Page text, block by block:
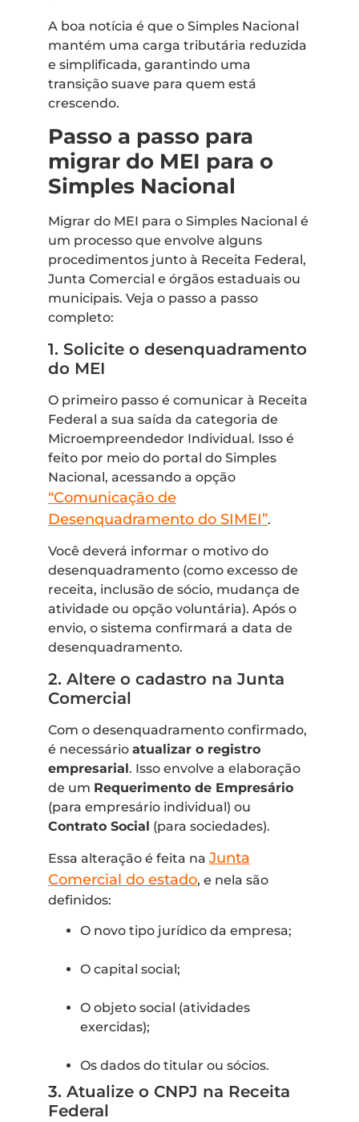
A boa notícia é que o Simples Nacional
mantém uma carga tributária reduzida
e simplificada, garantindo uma
transição suave para quem está
crescendo.
Passo a passo para
migrar do MEI para o
Simples Nacional
Migrar do MEI para o Simples Nacional é
um processo que envolve alguns
procedimentos junto à Receita Federal,
Junta Comercial e órgãos estaduais ou
municipais. Veja o passo a passo
completo:
1. Solicite o desenquadramento
do MEI
O primeiro passo é comunicar à Receita
Federal a sua saída da categoria de
Microempreendedor Individual. Isso é
feito por meio do portal do Simples
Nacional, acessando a opção
“Comunicação de
Desenquadramento do SIMEI”.
Você deverá informar o motivo do
desenquadramento (como excesso de
receita, inclusão de sócio, mudança de
atividade ou opção voluntária). Após o
envio, o sistema confirmará a data de
desenquadramento.
2. Altere o cadastro na Junta
Comercial
Com o desenquadramento confirmado,
é necessário atualizar o registro
empresarial. Isso envolve a elaboração
de um Requerimento de Empresário
(para empresário individual) ou
Contrato Social (para sociedades).
Essa alteração é feita na Junta
Comercial do estado, e nela são
definidos:
O novo tipo jurídico da empresa;
O capital social;
O objeto social (atividades
exercidas);
Os dados do titular ou sócios.
3. Atualize o CNPJ na Receita
Federal